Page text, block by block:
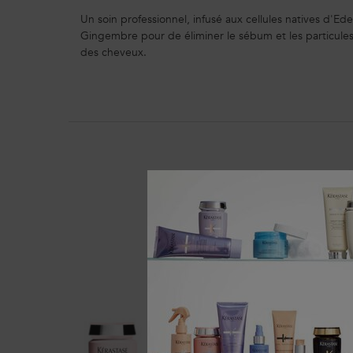
Un soin professionnel, infusé aux cellules natives
Gingembre pour de éliminer le sébum et les
des cheveux.
BEST-